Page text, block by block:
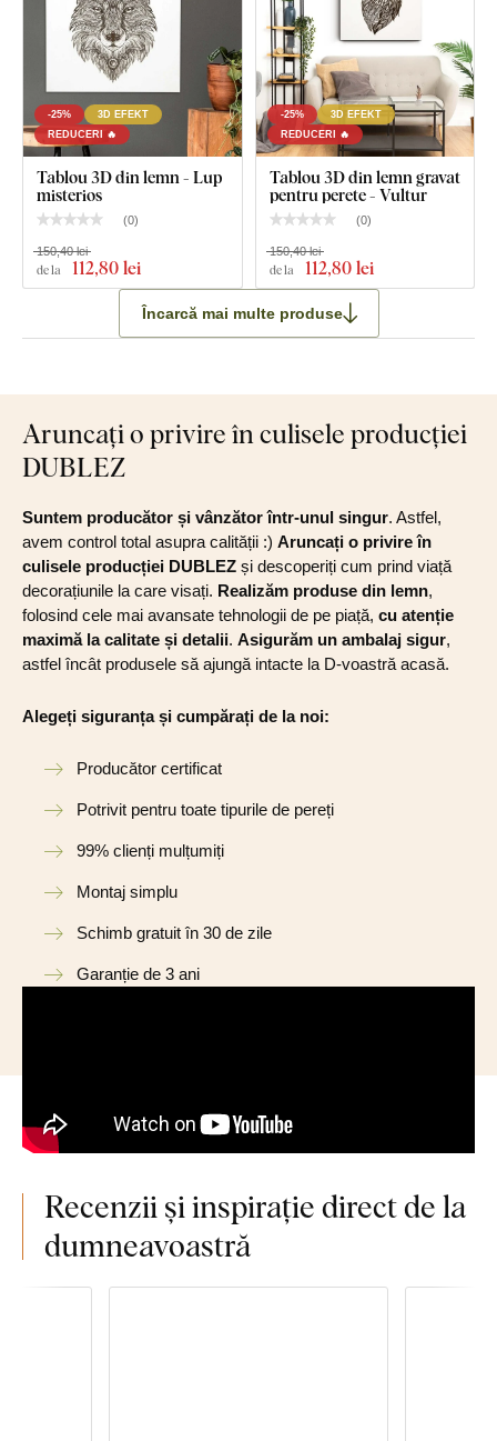
-25%
3D EFEKT
REDUCERI 🔥
Tablou 3D din lemn - Lup
misterios
(0)
de la 112,80 lei
150,40 lei
-25%
3D EFEKT
REDUCERI 🔥
Tablou 3D din lemn gravat
pentru perete - Vultur
(0)
de la 112,80 lei
150,40 lei
Încarcă mai multe produse
Aruncați o privire în culisele producției
DUBLEZ
Suntem producător și vânzător într-unul singur. Astfel,
avem control total asupra calității :) Aruncați o privire în
culisele producției DUBLEZ și descoperiți cum prind viață
decorațiunile la care visați. Realizăm produse din lemn,
folosind cele mai avansate tehnologii de pe piață, cu atenție
maximă la calitate și detalii. Asigurăm un ambalaj sigur,
astfel încât produsele să ajungă intacte la D-voastră acasă.
Alegeți siguranța și cumpărați de la noi:
Producător certificat
Potrivit pentru toate tipurile de pereți
99% clienți mulțumiți
Montaj simplu
Schimb gratuit în 30 de zile
Garanție de 3 ani
Recenzii și inspirație direct de la
dumneavoastră